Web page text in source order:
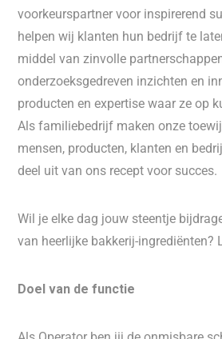
voorkeurspartner voor inspirerend
helpen wij klanten hun bedrijf te
middel van zinvolle
onderzoeksgedreven inzichten en
producten en expertise waar ze op
Als familiebedrijf maken onze
mensen, producten, klanten en
deel uit van ons recept voor succes.
Wil je elke dag jouw steentje
van heerlijke bakkerij-ingrediënten?
Doel van de functie